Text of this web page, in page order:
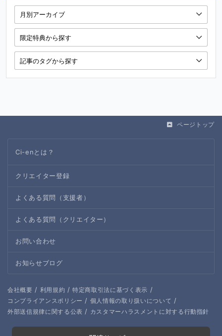
ページトップ
Ci-enとは？
クリエイター登録
よくある質問（支援者）
よくある質問（クリエイター）
お問い合わせ
お知らせブログ
会社概要 / 利用規約 / 特定商取引法に基づく表示 /
コンプライアンスポリシー / 個人情報の取り扱いについて /
外部送信規律に関する公表 / カスタマーハラスメントに対する行動指針